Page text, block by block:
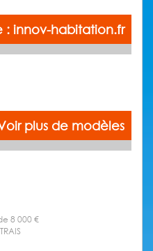
: innov-habitation.fr
plus de modèles
8 000 €